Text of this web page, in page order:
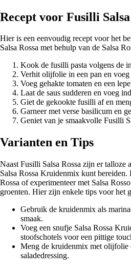
Recept voor Fusilli Salsa
Hier is een eenvoudig recept voor het
Salsa Rossa met behulp van de Salsa
Kook de fusilli pasta volgens de
Verhit olijfolie in een pan en
Voeg gehakte tomaten en een
Laat de saus sudderen en voeg
Giet de gekookte fusilli af en
Garneer met verse basilicum en
Geniet van je smaakvolle Fusilli
Varianten en Tips
Naast Fusilli Salsa Rossa zijn er talloze
Salsa Rossa Kruidenmix kunt bereiden.
Rossa of experimenteer met Salsa
groenten. Hier zijn enkele tips voor het
Gebruik de kruidenmix als
smaak.
Voeg een snufje Salsa Rossa
stoofschotels voor een pittige
Meng de kruidenmix met olijfolie
saladedressing.